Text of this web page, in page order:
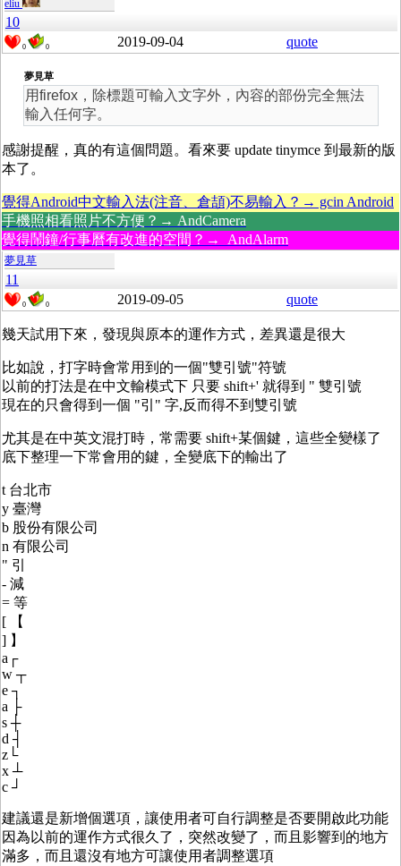
eliu
10
0 0 2019-09-04 quote
夢見草
用firefox，除標題可輸入文字外，內容的部份完全無法
輸入任何字。
感謝提醒，真的有這個問題。看來要 update tinymce 到最新的版
本了。
覺得Android中文輸入法(注音、倉頡)不易輸入？→ gcin Android
手機照相看照片不方便？→ AndCamera
覺得鬧鐘/行事曆有改進的空間？→ AndAlarm
夢見草
11
0 0 2019-09-05 quote
幾天試用下來，發現與原本的運作方式，差異還是很大
比如說，打字時會常用到的一個"雙引號"符號
以前的打法是在中文輸模式下 只要 shift+' 就得到 " 雙引號
現在的只會得到一個 "引" 字,反而得不到雙引號
尤其是在中英文混打時，常需要 shift+某個鍵，這些全變樣了
底下整理一下常會用的鍵，全變底下的輸出了
t 台北市
y 臺灣
b 股份有限公司
n 有限公司
" 引
- 減
= 等
[ 【
] 】
a┌
w ┬
e ┐
a ├
s ┼
d ┤
z└
x ┴
c ┘
建議還是新增個選項，讓使用者可自行調整是否要開啟此功能
因為以前的運作方式很久了，突然改變了，而且影響到的地方
滿多，而且還沒有地方可讓使用者調整選項